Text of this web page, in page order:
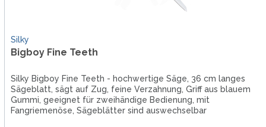
Silky
Bigboy Fine Teeth
Silky Bigboy Fine Teeth - hochwertige Säge, 36 cm langes
Sägeblatt, sägt auf Zug, feine Verzahnung, Griff aus blauem
Gummi, geeignet für zweihändige Bedienung, mit
Fangriemenöse, Sägeblätter sind auswechselbar